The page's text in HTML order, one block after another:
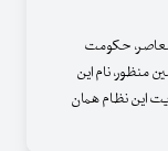
معاصر، حکومت
منظور، نام این
این نظام همان